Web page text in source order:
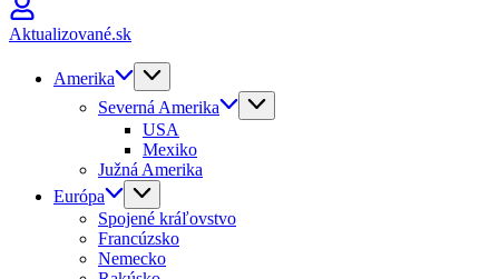
Aktualizované.sk
Amerika
Severná Amerika
USA
Mexiko
Južná Amerika
Európa
Spojené kráľovstvo
Francúzsko
Nemecko